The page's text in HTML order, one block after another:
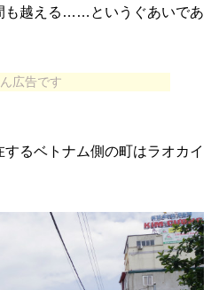
も越える……というぐあいであ
広告です
るベトナム側の町はラオカイ